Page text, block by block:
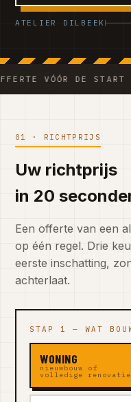
ATELIER DILBEEK
DE START ◆
01 · RICHTPRIJS
Uw richtprijs
in 20
Een offerte van een
op één regel. Drie
eerste inschatting,
achterlaat.
STAP 1 — WAT
WONING
nieuwbouw of
volledige renovatie